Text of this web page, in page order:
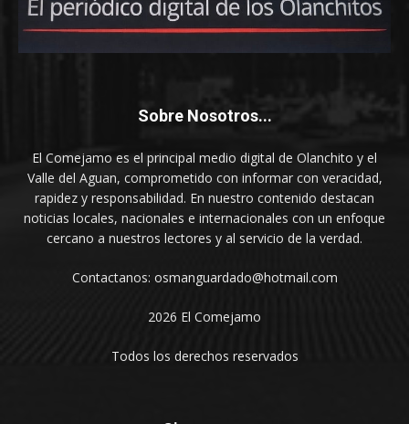
Sobre Nosotros...
El Comejamo es el principal medio digital de Olanchito y el
Valle del Aguan, comprometido con informar con veracidad,
rapidez y responsabilidad. En nuestro contenido destacan
noticias locales, nacionales e internacionales con un enfoque
cercano a nuestros lectores y al servicio de la verdad.
Contactanos: osmanguardado@hotmail.com
2026 El Comejamo
Todos los derechos reservados